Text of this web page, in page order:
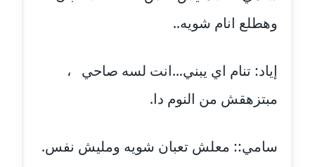
مدونة خالد صالح
مدونة خالد عويس
عاملة
وهطلع انام شويه..
إياد: تنام اي يبني...انت لسه صاحي ،
مبتزهقش من النوم دا.
سامي:: معلش تعبان شويه ومليش نفس.